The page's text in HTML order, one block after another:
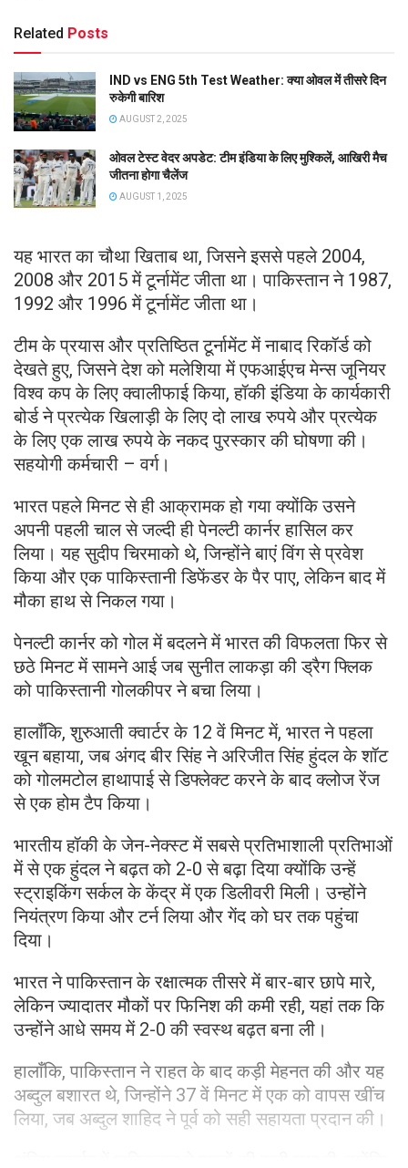
Related Posts
IND vs ENG 5th Test Weather: क्या ओवल में तीसरे दिन
रुकेगी बारिश
AUGUST 2, 2025
ओवल टेस्ट वेदर अपडेट: टीम इंडिया के लिए मुश्किलें, आखिरी मैच
जीतना होगा चैलेंज
AUGUST 1, 2025
यह भारत का चौथा खिताब था, जिसने इससे पहले 2004,
2008 और 2015 में टूर्नामेंट जीता था। पाकिस्तान ने 1987,
1992 और 1996 में टूर्नामेंट जीता था।
टीम के प्रयास और प्रतिष्ठित टूर्नामेंट में नाबाद रिकॉर्ड को
देखते हुए, जिसने देश को मलेशिया में एफआईएच मेन्स जूनियर
विश्व कप के लिए क्वालीफाई किया, हॉकी इंडिया के कार्यकारी
बोर्ड ने प्रत्येक खिलाड़ी के लिए दो लाख रुपये और प्रत्येक
के लिए एक लाख रुपये के नकद पुरस्कार की घोषणा की।
सहयोगी कर्मचारी – वर्ग।
भारत पहले मिनट से ही आक्रामक हो गया क्योंकि उसने
अपनी पहली चाल से जल्दी ही पेनल्टी कार्नर हासिल कर
लिया। यह सुदीप चिरमाको थे, जिन्होंने बाएं विंग से प्रवेश
किया और एक पाकिस्तानी डिफेंडर के पैर पाए, लेकिन बाद में
मौका हाथ से निकल गया।
पेनल्टी कार्नर को गोल में बदलने में भारत की विफलता फिर से
छठे मिनट में सामने आई जब सुनीत लाकड़ा की ड्रैग फ्लिक
को पाकिस्तानी गोलकीपर ने बचा लिया।
हालाँकि, शुरुआती क्वार्टर के 12 वें मिनट में, भारत ने पहला
खून बहाया, जब अंगद बीर सिंह ने अरिजीत सिंह हुंदल के शॉट
को गोलमटोल हाथापाई से डिफ्लेक्ट करने के बाद क्लोज रेंज
से एक होम टैप किया।
भारतीय हॉकी के जेन-नेक्स्ट में सबसे प्रतिभाशाली प्रतिभाओं
में से एक हुंदल ने बढ़त को 2-0 से बढ़ा दिया क्योंकि उन्हें
स्ट्राइकिंग सर्कल के केंद्र में एक डिलीवरी मिली। उन्होंने
नियंत्रण किया और टर्न लिया और गेंद को घर तक पहुंचा
दिया।
भारत ने पाकिस्तान के रक्षात्मक तीसरे में बार-बार छापे मारे,
लेकिन ज्यादातर मौकों पर फिनिश की कमी रही, यहां तक ​​कि
उन्होंने आधे समय में 2-0 की स्वस्थ बढ़त बना ली।
हालाँकि, पाकिस्तान ने राहत के बाद कड़ी मेहनत की और यह
अब्दुल बशारत थे, जिन्होंने 37 वें मिनट में एक को वापस खींच
लिया, जब अब्दुल शाहिद ने पूर्व को सही सहायता प्रदान की।